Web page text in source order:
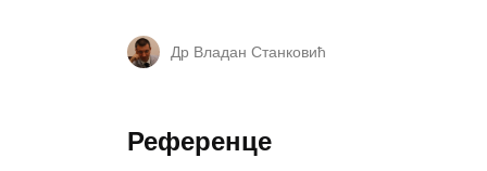
Др Владан Станковић
Референце